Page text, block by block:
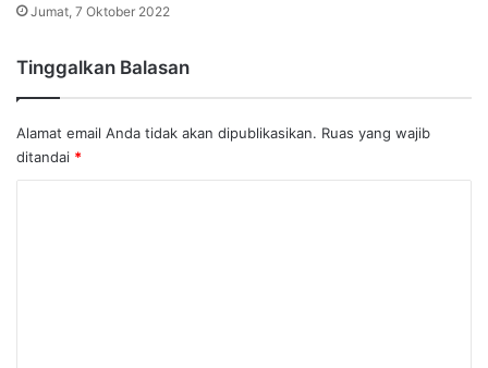
Jumat, 7 Oktober 2022
Tinggalkan Balasan
Alamat email Anda tidak akan dipublikasikan. Ruas yang wajib
ditandai *